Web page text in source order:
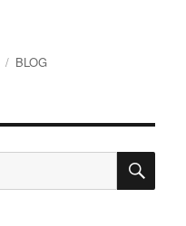
Kategorie
BLOG